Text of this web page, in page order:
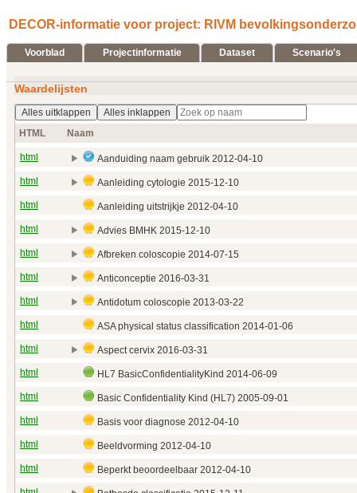
DECOR-informatie voor project: RIVM
Voorblad Projectinformatie Dataset Scenario's
Waardelijsten
Alles uitklappen
Alles inklappen
HTML
Naam
html
Aanduiding naam gebruik 2012‑04‑10
html
Aanleiding cytologie 2015‑12‑10
html
Aanleiding uitstrijkje 2012‑04‑10
html
Advies BMHK 2015‑12‑10
html
Afbreken coloscopie 2014‑07‑15
html
Anticonceptie 2016‑03‑31
html
Antidotum coloscopie 2013‑03‑22
html
ASA physical status classification 2014‑01‑06
html
Aspect cervix 2016‑03‑31
html
HL7 BasicConfidentialityKind 2014‑06‑09
html
Basic Confidentiality Kind (HL7) 2005‑09‑01
html
Basis voor diagnose 2012‑04‑10
html
Beeldvorming 2012‑04‑10
html
Beperkt beoordeelbaar 2012‑04‑10